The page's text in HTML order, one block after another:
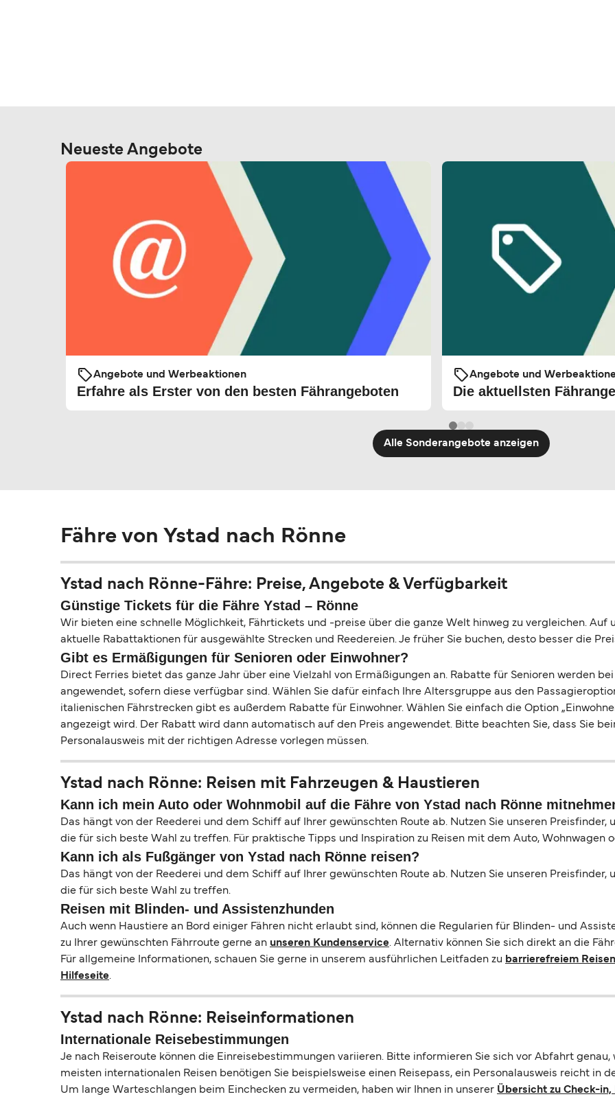
Neueste Angebote
Angebote und Werbeaktionen
Erfahre als Erster von den besten Fährangeboten
Angebote und
Die aktuellsten
Alle Sonderangebote anzeigen
Fähre von Ystad nach Rönne
Ystad nach Rönne-Fähre: Preise, Angebote & Verfügbarkeit
Günstige Tickets für die Fähre Ystad – Rönne
Wir bieten eine schnelle Möglichkeit, Fährtickets und -preise über die ganze Welt hinweg zu vergleichen. Auf
aktuelle Rabattaktionen für ausgewählte Strecken und Reedereien. Je früher Sie buchen, desto besser die
Gibt es Ermäßigungen für Senioren oder Einwohner?
Direct Ferries bietet das ganze Jahr über eine Vielzahl von Ermäßigungen an. Rabatte für Senioren werden
angewendet, sofern diese verfügbar sind. Wählen Sie dafür einfach Ihre Altersgruppe aus den
italienischen Fährstrecken gibt es außerdem Rabatte für Einwohner. Wählen Sie einfach die Option
angezeigt wird. Der Rabatt wird dann automatisch auf den Preis angewendet. Bitte beachten Sie, dass Sie
Personalausweis mit der richtigen Adresse vorlegen müssen.
Ystad nach Rönne: Reisen mit Fahrzeugen & Haustieren
Kann ich mein Auto oder Wohnmobil auf die Fähre von Ystad nach Rönne
Das hängt von der Reederei und dem Schiff auf Ihrer gewünschten Route ab. Nutzen Sie unseren
die für sich beste Wahl zu treffen. Für praktische Tipps und Inspiration zu Reisen mit dem Auto, Wohnwagen
Kann ich als Fußgänger von Ystad nach Rönne reisen?
Das hängt von der Reederei und dem Schiff auf Ihrer gewünschten Route ab. Nutzen Sie unseren
die für sich beste Wahl zu treffen.
Reisen mit Blinden- und Assistenzhunden
Auch wenn Haustiere an Bord einiger Fähren nicht erlaubt sind, können die Regularien für Blinden- und
zu Ihrer gewünschten Fährroute gerne an unseren Kundenservice. Alternativ können Sie sich direkt an die
Für allgemeine Informationen, schauen Sie gerne in unserem ausführlichen Leitfaden zu barrierefreiem
Hilfeseite.
Ystad nach Rönne: Reiseinformationen
Internationale Reisebestimmungen
Je nach Reiseroute können die Einreisebestimmungen variieren. Bitte informieren Sie sich vor Abfahrt
meisten internationalen Reisen benötigen Sie beispielsweise einen Reisepass, ein Personalausweis reicht in
Um lange Warteschlangen beim Einchecken zu vermeiden, haben wir Ihnen in unserer Übersicht zu Check-